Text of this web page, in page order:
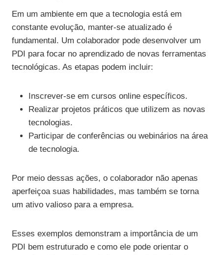
Em um ambiente em que a tecnologia está em
constante evolução, manter-se atualizado é
fundamental. Um colaborador pode desenvolver um
PDI para focar no aprendizado de novas ferramentas
tecnológicas. As etapas podem incluir:
Inscrever-se em cursos online específicos.
Realizar projetos práticos que utilizem as novas
tecnologias.
Participar de conferências ou webinários na área
de tecnologia.
Por meio dessas ações, o colaborador não apenas
aperfeiçoa suas habilidades, mas também se torna
um ativo valioso para a empresa.
Esses exemplos demonstram a importância de um
PDI bem estruturado e como ele pode orientar o